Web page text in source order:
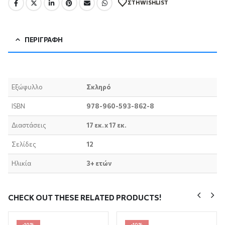
ΣΤΗ WISHLIST
ΠΕΡΙΓΡΑΦΉ
Εξώφυλλο Σκληρό
ISBN 978-960-593-862-8
Διαστάσεις 17 εκ. x 17 εκ.
Σελίδες 12
Ηλικία 3+ ετών
CHECK OUT THESE RELATED PRODUCTS!